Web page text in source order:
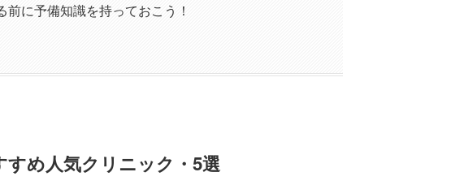
に予備知識を持っておこう！
め人気クリニック・5選